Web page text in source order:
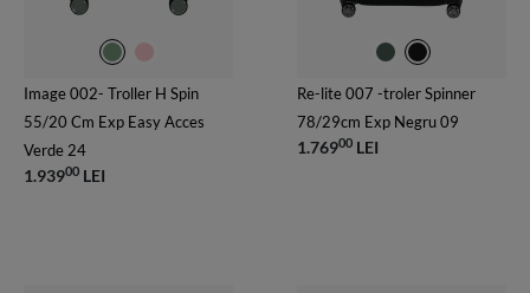
Image 002- Troller H Spin
55/20 Cm Exp Easy Acces
Verde 24
1.93900 LEI
Re-lite 007 -troler Spinner
78/29cm Exp Negru 09
1.76900 LEI